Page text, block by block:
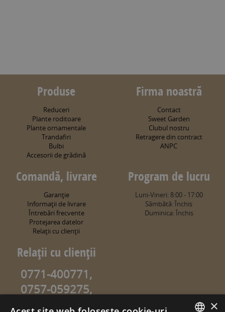
Produse
Reduceri
Plante roditoare
Plante ornamentale
Trandafiri
Bulbi
Accesorii de grădină
Firma noastră
Contact
Sweet Garden
Clubul nostru
Retragere din contract
ANPC
Comandă, livrare
Garanţie
Informaţii de livrare
Întrebări frecvente
Protejarea datelor
Relaţii cu clienţii
Program de lucru
Luni-Vineri: 8:00 - 17:00
Sâmbătă: Închis
Duminica: Închis
Relaţii cu clienţii
0771-400771,
0757-059275,
0757-059274
×